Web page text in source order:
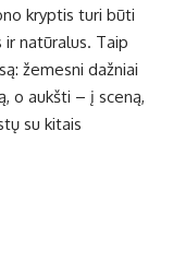
kryptis turi būti
ir natūralus. Taip
žemesni dažniai
o aukšti – į sceną,
su kitais